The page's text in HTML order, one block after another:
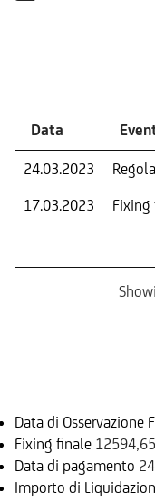
Data
24.03.2023
17.03.2023
Data di Osservazione
Fixing finale
Data di pagamento
Importo di